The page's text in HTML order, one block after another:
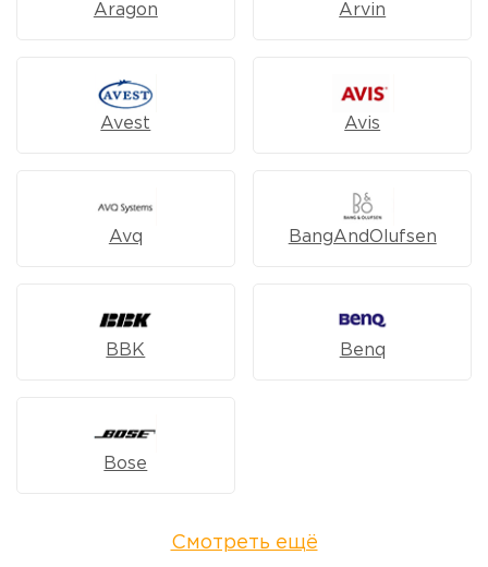
Aragon Arvin
Avest Avis
Avq BangAndOlufsen
BBK Benq
Bose
Смотреть ещё